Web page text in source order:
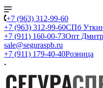
+7 (963) 312-99-60
+7 (963) 312-99-60СПб
+7 (911) 160-00-73Опт
sale@seguraspb.ru
+7 (911) 179-40-40Розница